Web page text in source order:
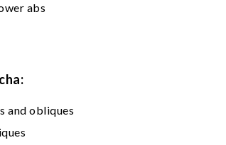
abs
and obliques